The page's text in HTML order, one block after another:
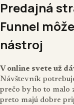
Predajná
Funnel
nástroj
V online svete už
Návštevník
prečo by ho to malo
preto majú dobre